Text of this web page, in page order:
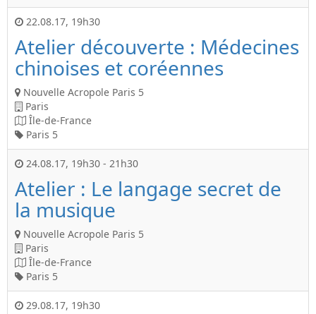
22.08.17, 19h30
Atelier découverte : Médecines
chinoises et coréennes
Nouvelle Acropole Paris 5
Paris
Île-de-France
Paris 5
24.08.17, 19h30 - 21h30
Atelier : Le langage secret de
la musique
Nouvelle Acropole Paris 5
Paris
Île-de-France
Paris 5
29.08.17, 19h30